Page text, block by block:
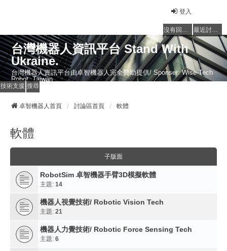
登入
沒有回覆的主題 最近討論的主題
台灣機器人資訊平台 Stand With
Ukraine.
台灣機器人資訊平台由卓智機器人完全贊助提供/ Sponser: Wise-Tech
Robot, Taiwan
技術支援 搜尋
卓智機器人首頁 討論區首頁 軟體
軟體
子版面
RobotSim 卓智機器手臂3D模擬軟體
主題: 14
機器人視覺技術/ Robotic Vision Tech
主題: 21
機器人力覺技術/ Robotic Force Sensing Tech
主題: 6